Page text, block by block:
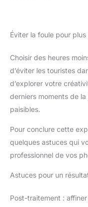
Éviter la foule pour
Choisir des heures
d’éviter les touristes
d’explorer votre
derniers moments de
paisibles.
Pour conclure cette
quelques astuces qui
professionnel de vos
Astuces pour un
Post-traitement :